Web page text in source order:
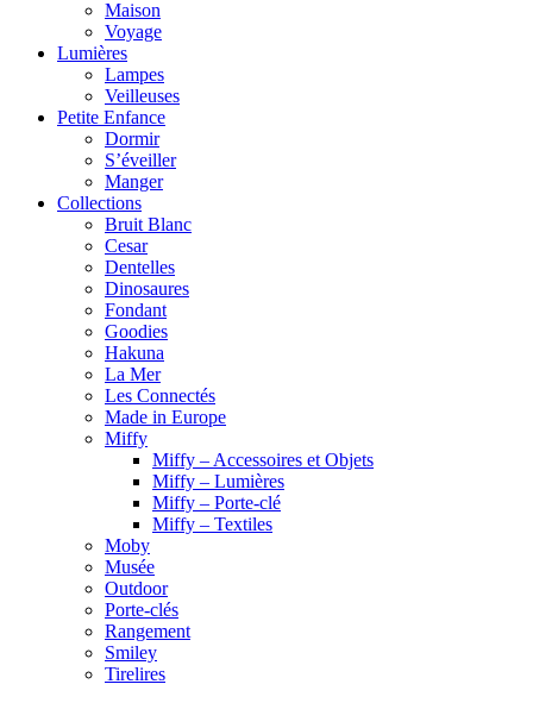
Maison
Voyage
Lumières
Lampes
Veilleuses
Petite Enfance
Dormir
S’éveiller
Manger
Collections
Bruit Blanc
Cesar
Dentelles
Dinosaures
Fondant
Goodies
Hakuna
La Mer
Les Connectés
Made in Europe
Miffy
Miffy – Accessoires et Objets
Miffy – Lumières
Miffy – Porte-clé
Miffy – Textiles
Moby
Musée
Outdoor
Porte-clés
Rangement
Smiley
Tirelires